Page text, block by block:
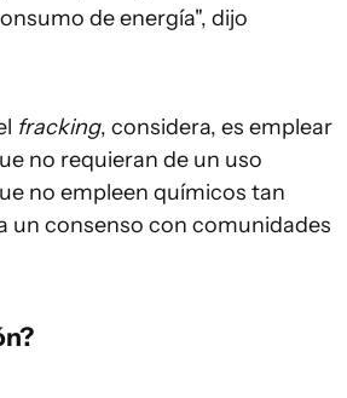
de energía", dijo
fracking, considera, es emplear
no requieran de un uso
no empleen químicos tan
un consenso con comunidades